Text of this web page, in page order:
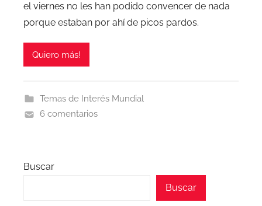
el viernes no les han podido convencer de nada
porque estaban por ahí de picos pardos.
Quiero más!
Temas de Interés Mundial
6 comentarios
Buscar
Buscar